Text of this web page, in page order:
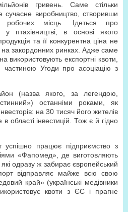
гривень. Саме стільки
сучасне виробництво, створивши
робочих місць. Ідеться про
у птахівництві, в основі якого
та її конкурентна ціна не
закордонних ринках. Адже саме
використовують експортні квоти,
частиною Угоди про асоціацію з
(назва якого, за легендою,
останніми роками, як
на 30 тисяч його жителів
області інвестицій. Тож є й гідно
успішно працює підприємство з
«Фапомед», де виготовляють
одразу ж забирає європейський
відправляє майже всю свою
край» (українські медівники
квоти з ЄС і прагне